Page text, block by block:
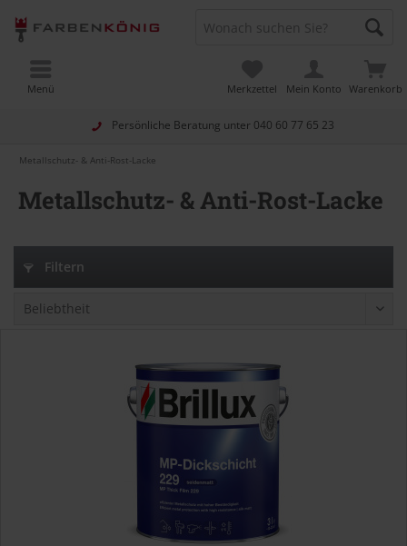
Persönliche Beratung unter 040 60 77 65 23
Warenkorb
Merkzettel Mein Konto
Menü
Metallschutz- & Anti-Rost-Lacke
Metallschutz- & Anti-Rost-Lacke
Filtern